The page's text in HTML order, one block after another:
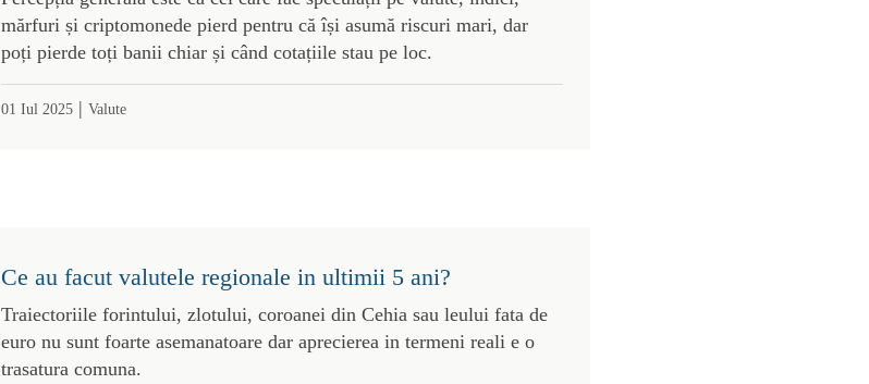
mărfuri și criptomonede pierd pentru că își asumă riscuri mari, dar
poți pierde toți banii chiar și când cotațiile stau pe loc.
01 Iul 2025| Valute
Ce au facut valutele regionale in ultimii 5 ani?
Traiectoriile forintului, zlotului, coroanei din Cehia sau leului fata de
euro nu sunt foarte asemanatoare dar aprecierea in termeni reali e o
trasatura comuna.